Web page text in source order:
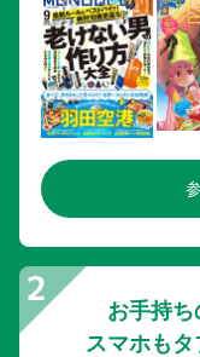
25 天草
［エリア特集］海
［エリア特集］バ
26 人吉・球磨川
［エリア特集］人
ドライブ途中に立
28 日向
［エリア特集］宮
お手持ち
スマホも